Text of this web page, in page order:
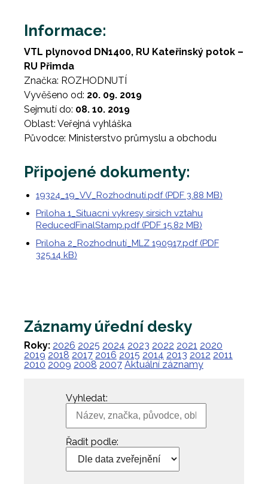
Informace:
VTL plynovod DN1400, RU Kateřinský potok –
RU Přimda
Značka: ROZHODNUTÍ
Vyvěšeno od: 20. 09. 2019
Sejmutí do: 08. 10. 2019
Oblast: Veřejná vyhláška
Původce: Ministerstvo průmyslu a obchodu
Připojené dokumenty:
19324_19_VV_Rozhodnutí.pdf (PDF 3.88 MB)
Priloha 1_Situacni vykresy sirsich vztahu
ReducedFinalStamp.pdf (PDF 15.82 MB)
Priloha 2_Rozhodnutí_MLZ 190917.pdf (PDF
325.14 kB)
Záznamy úřední desky
Roky: 2026 2025 2024 2023 2022 2021 2020
2019 2018 2017 2016 2015 2014 2013 2012 2011
2010 2009 2008 2007 Aktuální záznamy
Vyhledat:
Řadit podle: